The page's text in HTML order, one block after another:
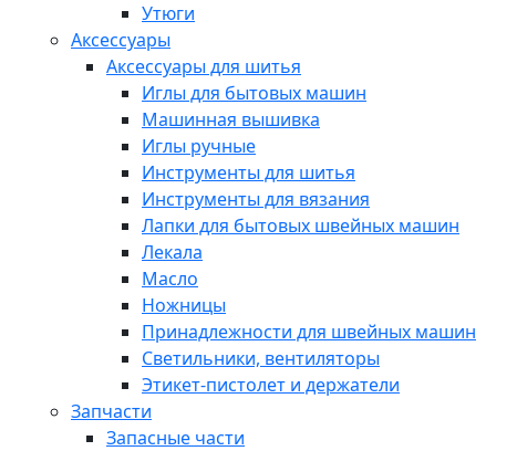
Утюги
Аксессуары
Аксессуары для шитья
Иглы для бытовых машин
Машинная вышивка
Иглы ручные
Инструменты для шитья
Инструменты для вязания
Лапки для бытовых швейных машин
Лекала
Масло
Ножницы
Принадлежности для швейных машин
Светильники, вентиляторы
Этикет-пистолет и держатели
Запчасти
Запасные части